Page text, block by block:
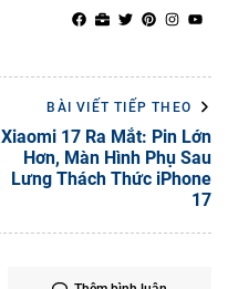
BÀI VIẾT TIẾP THEO
Xiaomi 17 Ra Mắt: Pin Lớn
Hơn, Màn Hình Phụ Sau
Lưng Thách Thức iPhone
17